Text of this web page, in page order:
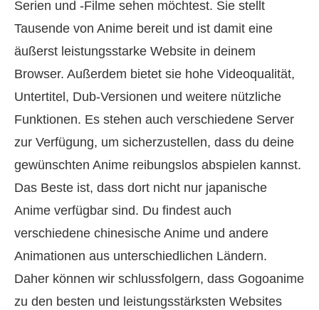
Serien und -Filme sehen möchtest. Sie stellt
Tausende von Anime bereit und ist damit eine
äußerst leistungsstarke Website in deinem
Browser. Außerdem bietet sie hohe Videoqualität,
Untertitel, Dub-Versionen und weitere nützliche
Funktionen. Es stehen auch verschiedene Server
zur Verfügung, um sicherzustellen, dass du deine
gewünschten Anime reibungslos abspielen kannst.
Das Beste ist, dass dort nicht nur japanische
Anime verfügbar sind. Du findest auch
verschiedene chinesische Anime und andere
Animationen aus unterschiedlichen Ländern.
Daher können wir schlussfolgern, dass Gogoanime
zu den besten und leistungsstärksten Websites